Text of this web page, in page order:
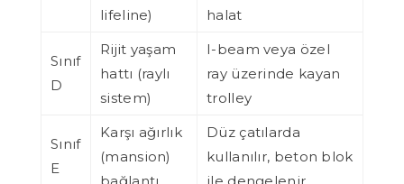
lifeline)
halat
Sınıf
D
Rijit yaşam
hattı (raylı
sistem)
I-beam veya özel
ray üzerinde kayan
trolley
Sınıf
E
Karşı ağırlık
(mansion)
Düz çatılarda
kullanılır, beton blok